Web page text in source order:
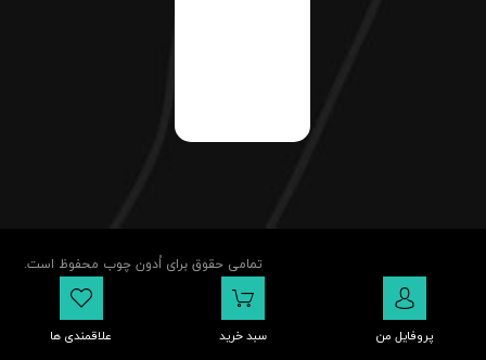
تمامی حقوق برای اُدون چوب محفوظ است.
پروفایل من سبد خرید علاقمندی ها